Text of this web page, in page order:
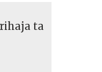
ta